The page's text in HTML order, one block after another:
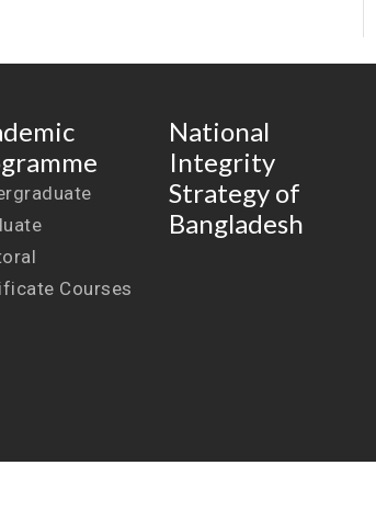
Courses
National
Integrity
Strategy of
Bangladesh